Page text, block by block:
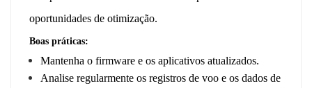
oportunidades de otimização.
Boas práticas:
Mantenha o firmware e os aplicativos atualizados.
Analise regularmente os registros de voo e os dados de